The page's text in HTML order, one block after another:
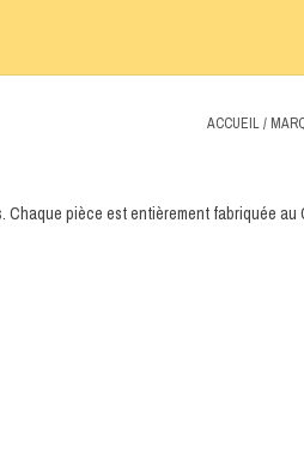
ACCUEIL/
pièce est entièrement fabriquée au